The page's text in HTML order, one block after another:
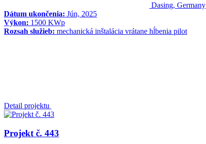
Dasing, Germany
Dátum ukončenia: Jún, 2025
Výkon: 1500 KWp
Rozsah služieb: mechanická inštalácia vrátane hĺbenia pilot
Detail projektu
Projekt č. 443